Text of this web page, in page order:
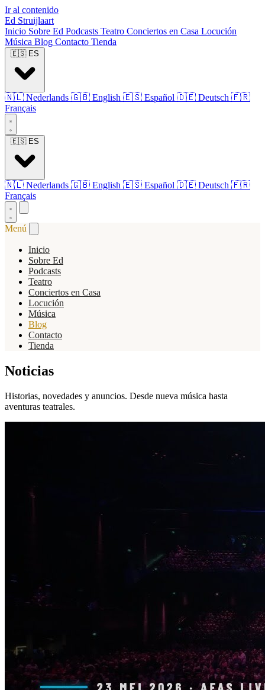
Ir al contenido
Ed Struijlaart
Inicio Sobre Ed Podcasts Teatro Conciertos en Casa Locución
Música Blog Contacto Tienda
🇪🇸 ES
🇳🇱 Nederlands 🇬🇧 English 🇪🇸 Español 🇩🇪 Deutsch 🇫🇷
Français
🇪🇸 ES
🇳🇱 Nederlands 🇬🇧 English 🇪🇸 Español 🇩🇪 Deutsch 🇫🇷
Français
Menú
Inicio
Sobre Ed
Podcasts
Teatro
Conciertos en Casa
Locución
Música
Blog
Contacto
Tienda
Noticias
Historias, novedades y anuncios. Desde nueva música hasta
aventuras teatrales.